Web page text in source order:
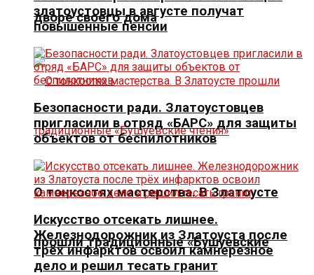
дворе своего дома
О тонкостях мастерства. В Златоусте
прошли традиционные «Бушуевские
златоустовцы в августе получат
повышенные пенсии
Безопасности ради. Златоустовцев
пригласили в отряд «БАРС» для защиты
объектов от беспилотников
Искусство отсекать лишнее.
Железнодорожник из Златоуста после
трёх инфарктов освоил камнерезное
дело и решил тесать гранит